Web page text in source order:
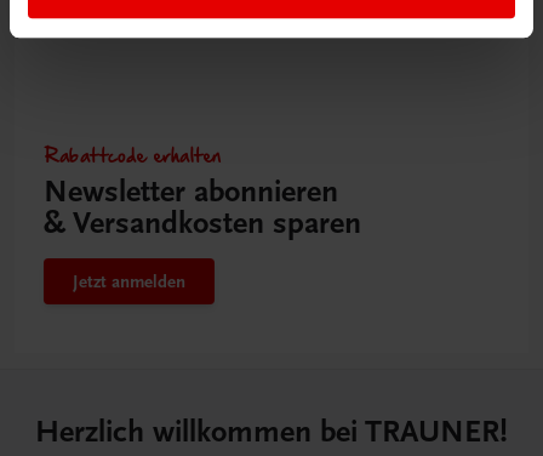
Rabattcode erhalten
Newsletter abonnieren
& Versandkosten sparen
Jetzt anmelden
Herzlich willkommen bei TRAUNER!